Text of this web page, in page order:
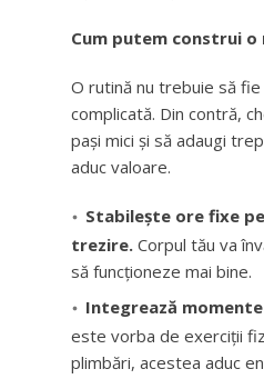
Cum putem construi
O rutină nu trebuie să fie
complicată. Din contră,
pași mici și să adaugi
aduc valoare.
Stabilește ore fixe
trezire. Corpul tău va
să funcționeze mai bine.
Integrează
este vorba de exerciții
plimbări, acestea aduc